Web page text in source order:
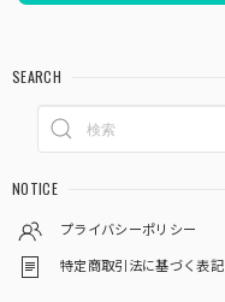
SEARCH
NOTICE
プライバシーポリシー
特定商取引法に基づく表記